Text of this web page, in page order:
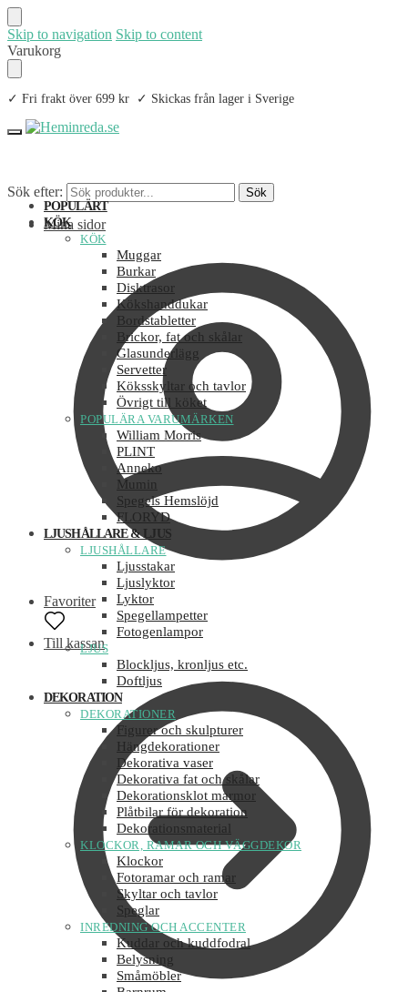
Skip to navigation Skip to content
Varukorg
✓ Fri frakt över 699 kr ✓ Skickas från lager i Sverige
Sök efter: Sök
Mina sidor
Favoriter
Till kassan
POPULÄRT
KÖK
KÖK
Muggar
Burkar
Disktrasor
Kökshanddukar
Bordstabletter
Brickor, fat och skålar
Glasunderlägg
Servetter
Köksskyltar och tavlor
Övrigt till köket
POPULÄRA VARUMÄRKEN
William Morris
PLINT
Anneko
Mumin
Spegels Hemslöjd
FLORYD
LJUSHÅLLARE & LJUS
LJUSHÅLLARE
Ljusstakar
Ljuslyktor
Lyktor
Spegellampetter
Fotogenlampor
LJUS
Blockljus, kronljus etc.
Doftljus
DEKORATION
DEKORATIONER
Figurer och skulpturer
Hängdekorationer
Dekorativa vaser
Dekorativa fat och skålar
Dekorationsklot marmor
Plåtbilar för dekoration
Dekorationsmaterial
KLOCKOR, RAMAR OCH VÄGGDEKOR
Klockor
Fotoramar och ramar
Skyltar och tavlor
Speglar
INREDNING OCH ACCENTER
Kuddar och kuddfodral
Belysning
Småmöbler